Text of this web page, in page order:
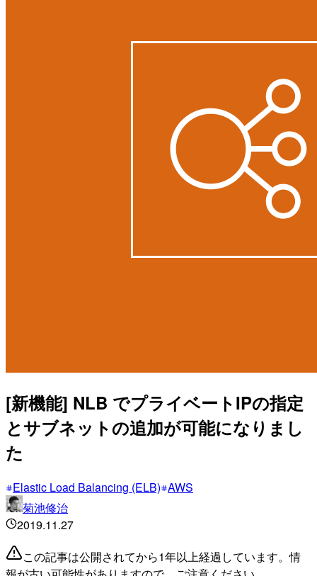
[新機能] NLB でプライベートIPの指定
とサブネットの追加が可能になりまし
た
Elastic Load Balancing (ELB) AWS
菊池修治
2019.11.27
この記事は公開されてから1年以上経過しています。情